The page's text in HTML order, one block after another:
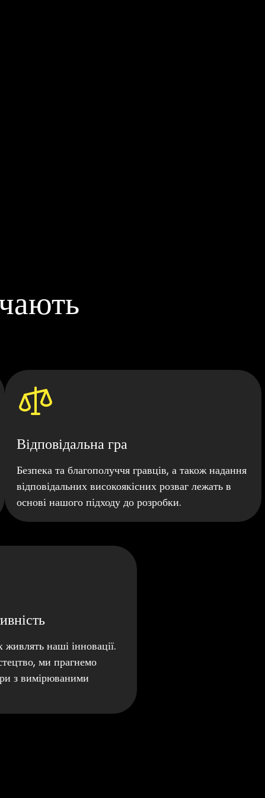
Відповідальна гра
Безпека та благополуччя гравців, а також надання
відповідальних високоякісних розваг лежать в
основі нашого підходу до розробки.
наші інновації.
ми прагнемо
з вимірюваними